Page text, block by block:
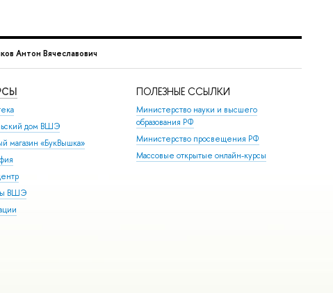
Антон Вячеславович
дом ВШЭ
магазин «БукВышка»
ВШЭ
ПОЛЕЗНЫЕ ССЫЛКИ
Министерство науки и высшего
образования РФ
Министерство просвещения РФ
Массовые открытые онлайн-курсы